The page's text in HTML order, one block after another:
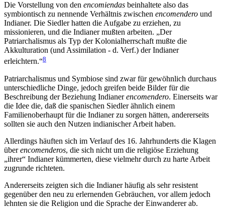
Die Vorstellung von den encomiendas beinhaltete also das
symbiontisch zu nennende Verhältnis zwischen encomendero und
Indianer. Die Siedler hatten die Aufgabe zu erziehen, zu
missionieren, und die Indianer mußten arbeiten. „Der
Patriarchalismus als Typ der Kolonialherrschaft mußte die
Akkulturation (und Assimilation - d. Verf.) der Indianer
erleichtern.“8
Patriarchalismus und Symbiose sind zwar für gewöhnlich durchaus
unterschiedliche Dinge, jedoch greifen beide Bilder für die
Beschreibung der Beziehung Indianerencomendero. Einerseits war
die Idee die, daß die spanischen Siedler ähnlich einem
Familienoberhaupt für die Indianer zu sorgen hätten, andererseits
sollten sie auch den Nutzen indianischer Arbeit haben.
Allerdings häuften sich im Verlauf des 16. Jahrhunderts die Klagen
überencomenderos, die sich nicht um die religiöse Erziehung
„ihrer“ Indianer kümmerten, diese vielmehr durch zu harte Arbeit
zugrunde richteten.
Andererseits zeigten sich die Indianer häufig als sehr resistent
gegenüber den neu zu erlernenden Gebräuchen, vor allem jedoch
lehnten sie die Religion und die Sprache der Einwanderer ab.